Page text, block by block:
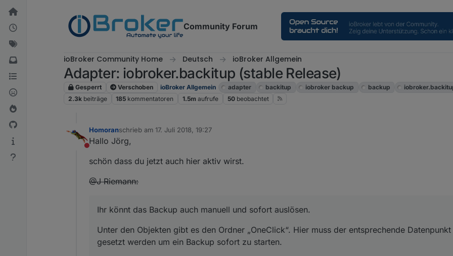
Weiter zum Inhalt
Community Forum
ioBroker Community Home Deutsch ioBroker Allgemein
Adapter: iobroker.backitup (stable Release)
Gesperrt Verschoben ioBroker Allgemein adapter backitup iobroker backup backup
2.3k beiträge 185 kommentatoren 1.5m aufrufe 50 beobachtet
Nicht stören
Homoranschrieb am 17. Juli 2018, 19:27
zuletzt editiert von
Hallo Jörg,
schön dass du jetzt auch hier aktiv wirst.
@J Riemann:
Ihr könnt das Backup auch manuell und sofort auslösen.
Unter den Objekten gibt es den Ordner „OneClick“. Hier muss der entsprechende
gesetzt werden um ein Backup sofort zu starten.